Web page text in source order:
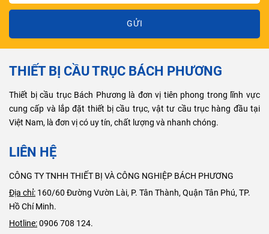
GỬI
THIẾT BỊ CẦU TRỤC BÁCH PHƯƠNG
Thiết bị cầu trục Bách Phương là đơn vị tiên phong trong lĩnh vực
cung cấp và lắp đặt thiết bị cầu trục, vật tư cầu trục hàng đầu tại
Việt Nam, là đơn vị có uy tín, chất lượng và nhanh chóng.
LIÊN HỆ
CÔNG TY TNHH THIẾT BỊ VÀ CÔNG NGHIỆP BÁCH PHƯƠNG
Địa chỉ: 160/60 Đường Vườn Lài, P. Tân Thành, Quận Tân Phú, TP.
Hồ Chí Minh.
Hotline:0906 708 124.